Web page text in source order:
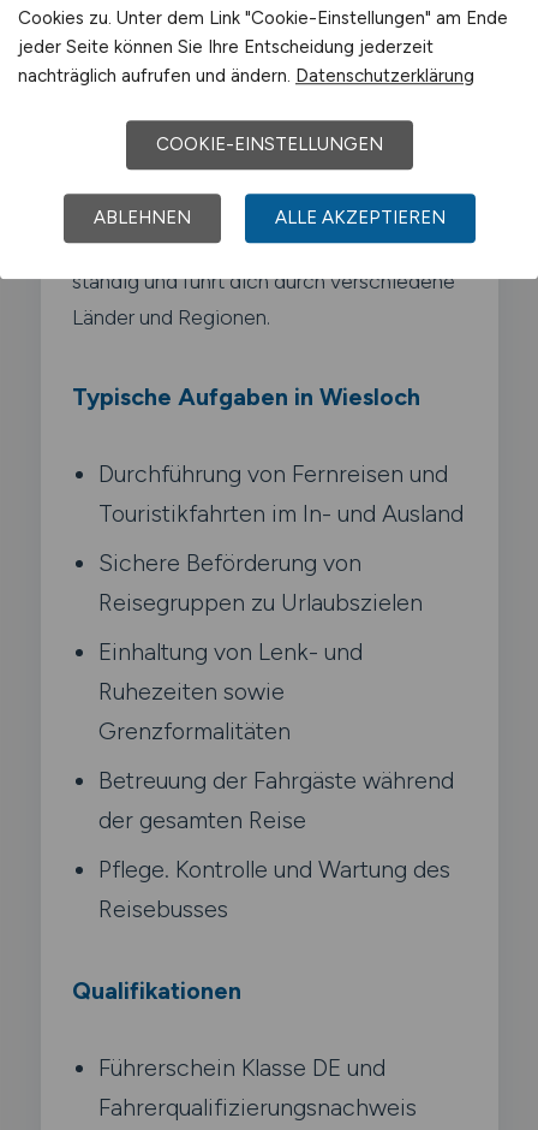
Als Reisebusfahrer bringst du
Reisegruppen zu Urlaubszielen.
Europa. Du bist oft mehrere Tage mit den
Gästen unterwegs und sorgst neben der
sicheren Fahrt auch für einen angenehmen
Reiseverlauf. Dein Arbeitsplatz wechselt
ständig und führt dich durch verschiedene
Länder und Regionen.
Typische Aufgaben in Wiesloch
Durchführung von Fernreisen und
Touristikfahrten im In- und Ausland
Sichere Beförderung von
Reisegruppen zu Urlaubszielen
Einhaltung von Lenk- und
Ruhezeiten sowie
Grenzformalitäten
Betreuung der Fahrgäste während
der gesamten Reise
Pflege. Kontrolle und Wartung des
Reisebusses
Qualifikationen
Führerschein Klasse DE und
Fahrerqualifizierungsnachweis
Cookies zu. Unter dem Link "Cookie-Einstellungen" am Ende
jeder Seite können Sie Ihre Entscheidung jederzeit
nachträglich aufrufen und ändern. Datenschutzerklärung
COOKIE-EINSTELLUNGEN
ABLEHNEN ALLE AKZEPTIEREN